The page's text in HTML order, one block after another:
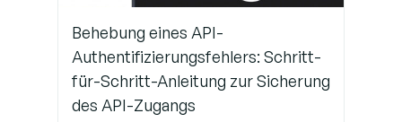
Behebung eines API-
Authentifizierungsfehlers: Schritt-
für-Schritt-Anleitung zur Sicherung
des API-Zugangs